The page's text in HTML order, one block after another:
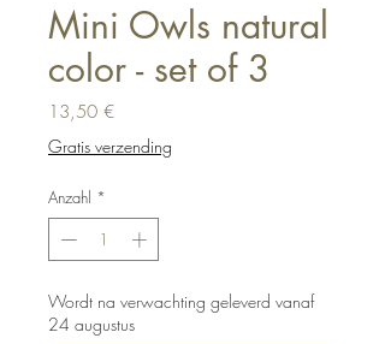
Mini Owls natural
color - set of 3
13,50 €Preis
Gratis verzending
Anzahl *
Wordt na verwachting geleverd vanaf
24 augustus